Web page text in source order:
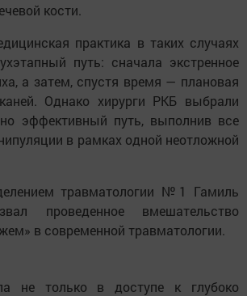
кости.
практика в таких случаях
путь: сначала экстренное
а затем, спустя время — плановая
Однако хирурги РКБ выбрали
эффективный путь, выполнив все
в рамках одной неотложной
травматологии №1 Гамиль
проведенное вмешательство
в современной травматологии.
не только в доступе к глубоко